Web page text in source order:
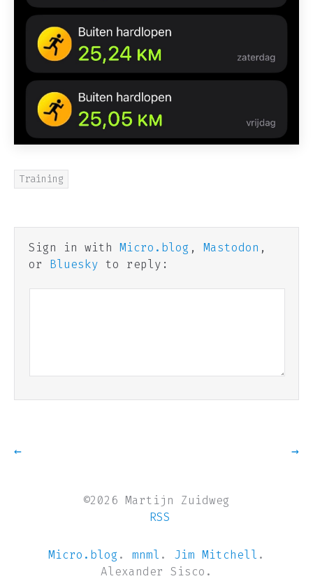
Training
Sign in with Micro.blog , Mastodon ,
or Bluesky to reply:
← →
©2026 Martijn Zuidweg
RSS
Micro.blog . mnml . Jim Mitchell .
Alexander Sisco.